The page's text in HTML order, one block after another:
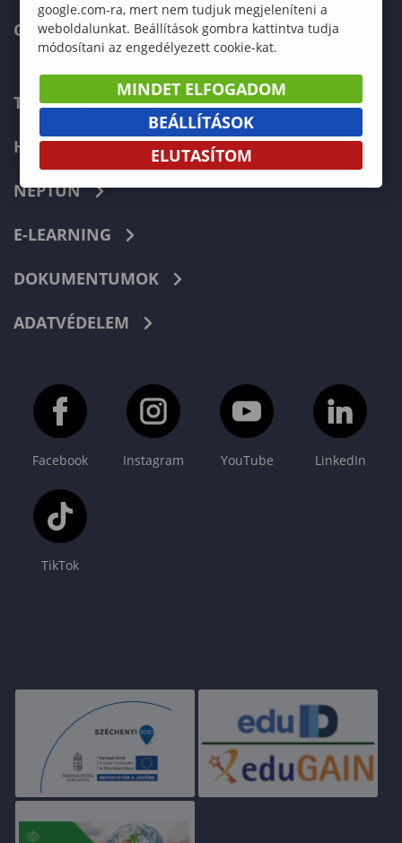
GREEN UNIVERSITY
TELEFONKÖNYV
HIBABEJELENTÉS
NEPTUN
E-LEARNING
DOKUMENTUMOK
ADATVÉDELEM
Facebook Instagram YouTube LinkedIn
TikTok
google.com-ra, mert nem tudjuk megjeleníteni a
weboldalunkat. Beállítások gombra kattintva tudja
módosítani az engedélyezett cookie-kat.
MINDET ELFOGADOM
BEÁLLÍTÁSOK
ELUTASÍTOM